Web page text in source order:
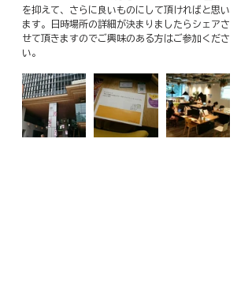
を抑えて、さらに良いものにして頂ければと思い
ます。日時場所の詳細が決まりましたらシェアさ
せて頂きますのでご興味のある方はご参加くださ
い。